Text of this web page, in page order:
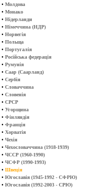
• Молдова
• Монако
• Нідерланди
• Німеччина (НДР)
• Норвегія
• Польща
• Португалія
• Російська федерація
• Румунія
• Саар (Саарланд)
• Сербія
• Словаччина
• Словенія
• СРСР
• Угорщина
• Фінляндія
• Франція
• Хорватія
• Чехія
• Чехословаччина (1918-1939)
• ЧССР (1960-1990)
• ЧСФР (1990-1993)
• Швеція
• Югославія (1945-1992 - СФРЮ)
• Югославія (1992-2003 - СРЮ)